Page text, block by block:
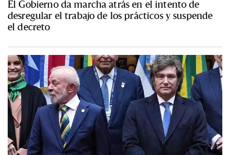
El Gobierno da marcha atrás en el intento de
desregular el trabajo de los prácticos y suspende
el decreto